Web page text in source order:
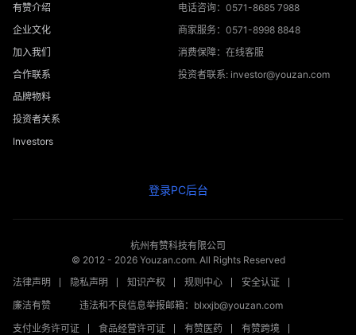
有赞介绍
企业文化
加入我们
合作联系
品牌物料
投资者关系
Investors
电话咨询：0571-8685 7988
商家服务：0571-8998 8848
消费保障：在线客服
投资者联系: investor@youzan.com
登录PC后台
杭州有赞科技有限公司
© 2012 - 2026Youzan.com. All Rights Reserved
法律声明
隐私声明 知识产权 规则中心
安全认证
廉洁有赞
违法和不良信息举报邮箱：blxxjb@youzan.com
支付业务许可证
食品经营许可证 有赞医药
有赞跨境